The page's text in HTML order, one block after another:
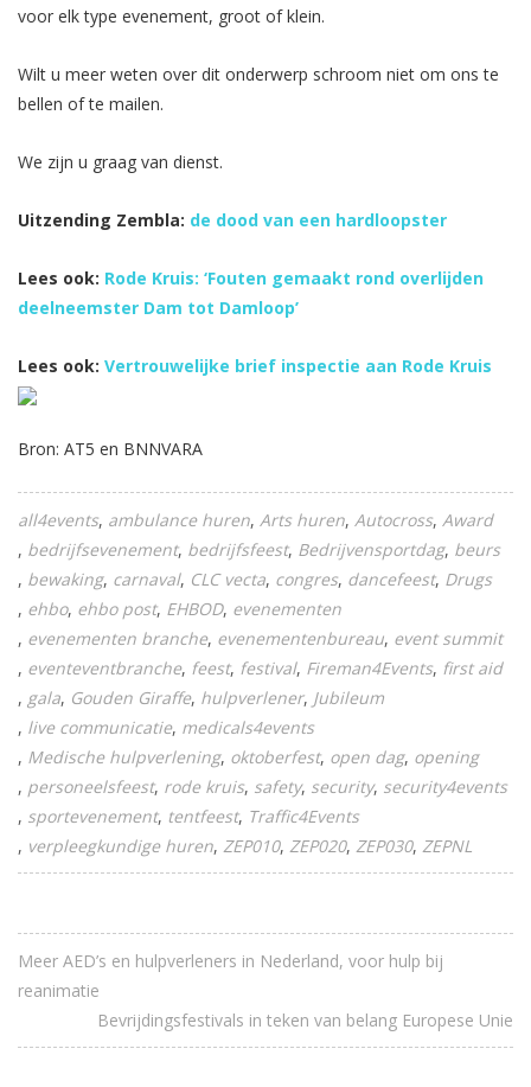
voor elk type evenement, groot of klein.
Wilt u meer weten over dit onderwerp schroom niet om ons te
bellen of te mailen.
We zijn u graag van dienst.
Uitzending Zembla: de dood van een hardloopster
Lees ook: Rode Kruis: ‘Fouten gemaakt rond overlijden
deelneemster Dam tot Damloop’
Lees ook: Vertrouwelijke brief inspectie aan Rode Kruis
Bron: AT5 en BNNVARA
all4events ambulance huren Arts huren Autocross Award
bedrijfsevenement bedrijfsfeest Bedrijvensportdag beurs
bewaking carnaval CLC vecta congres dancefeest Drugs
ehbo ehbo post EHBOD evenementen
evenementen branche evenementenbureau event summit
eventeventbranche feest festival Fireman4Events first aid
gala Gouden Giraffe hulpverlener Jubileum
live communicatie medicals4events
Medische hulpverlening oktoberfest open dag opening
personeelsfeest rode kruis safety security security4events
sportevenement tentfeest Traffic4Events
verpleegkundige huren ZEP010 ZEP020 ZEP030 ZEPNL
Meer AED’s en hulpverleners in Nederland, voor hulp bij
reanimatie
Bevrijdingsfestivals in teken van belang Europese Unie